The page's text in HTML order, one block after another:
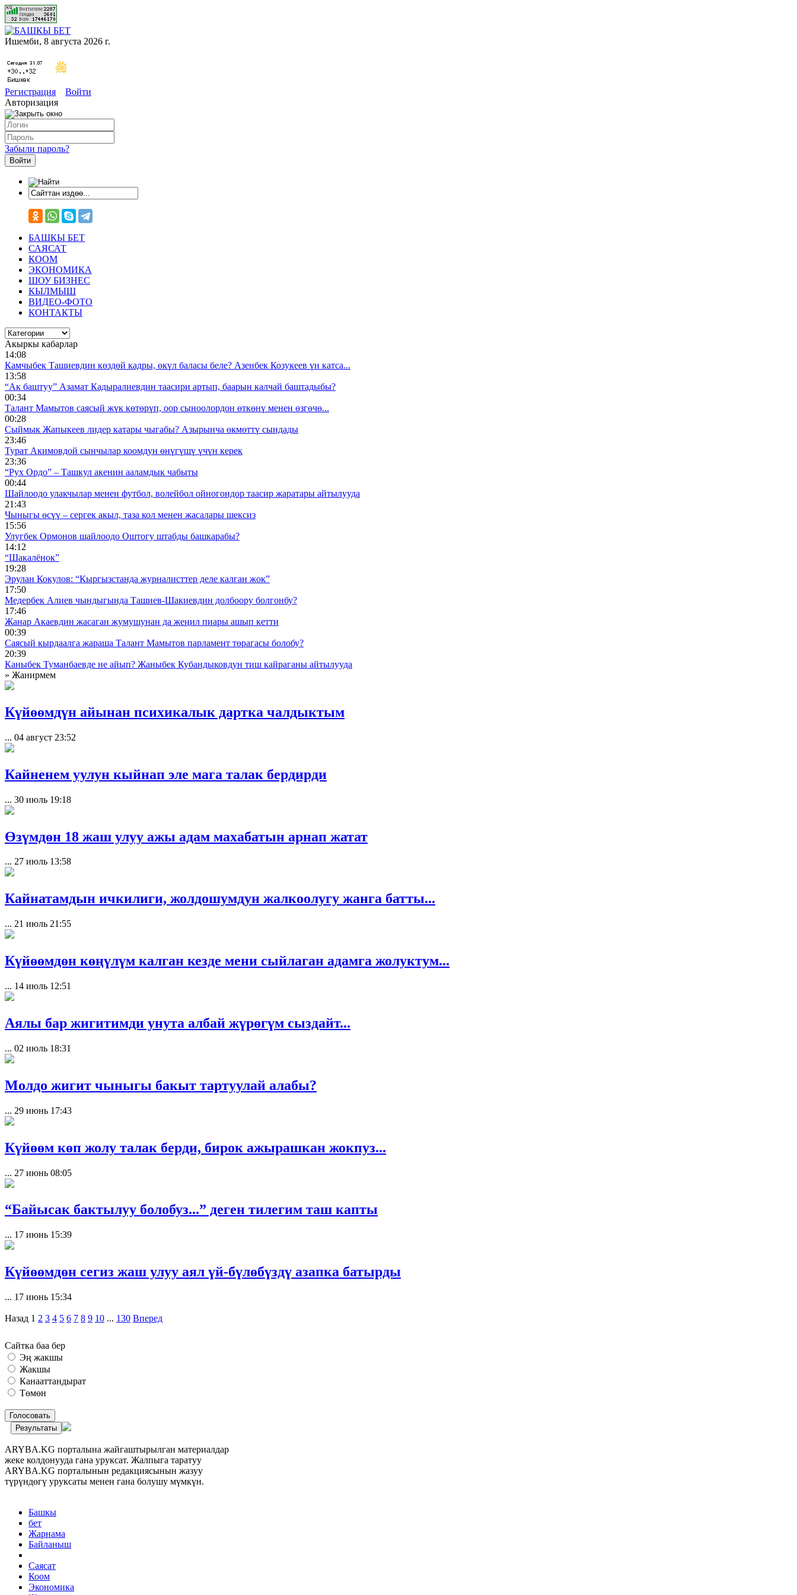
Ишемби, 8 августа 2026 г.
Регистрация
Войти
Авторизация
Забыли пароль?
БАШКЫ БЕТ
САЯСАТ
КООМ
ЭКОНОМИКА
ШОУ БИЗНЕС
КЫЛМЫШ
ВИДЕО-ФОТО
КОНТАКТЫ
Акыркы кабарлар
14:08
Камчыбек Ташиевдин көздөй кадры, өкүл баласы беле? Азенбек Козукеев үн катса...
13:58
“Ак баштуу” Азамат Кадыралиевдин таасири артып, баарын калчай баштадыбы?
00:34
Талант Мамытов саясый жүк көтөрүп, оор сыноолордон өткөнү менен өзгөчө...
00:28
Сыймык Жапыкеев лидер катары чыгабы? Азырынча өкмөттү сындады
23:46
Турат Акимовдой сынчылар коомдун өнүгүшү үчүн керек
23:36
“Рух Ордо” – Ташкул акенин ааламдык чабыты
00:44
Шайлоодо улакчылар менен футбол, волейбол ойногондор таасир жаратары айтылууда
21:43
Чыныгы өсүү – сергек акыл, таза кол менен жасалары шексиз
15:56
Улугбек Ормонов шайлоодо Оштогу штабды башкарабы?
14:12
“Шакалёнок”
19:28
Эрулан Кокулов: “Кыргызстанда журналисттер деле калган жок”
17:50
Медербек Алиев чындыгында Ташиев-Шакиевдин долбоору болгонбу?
17:46
Жанар Акаевдин жасаган жумушунан да жеңил пиары ашып кетти
00:39
Саясый кырдаалга жараша Талант Мамытов парламент төрагасы болобу?
20:39
Каныбек Туманбаевде не айып? Жаныбек Кубандыковдун тиш кайраганы айтылууда
» Жанирмем
Күйөөмдүн айынан психикалык дартка чалдыктым
... 04 август 23:52
Кайненем уулун кыйнап эле мага талак бердирди
... 30 июль 19:18
Өзүмдөн 18 жаш улуу ажы адам махабатын арнап жатат
... 27 июль 13:58
Кайнатамдын ичкилиги, жолдошумдун жалкоолугу жанга батты...
... 21 июль 21:55
Күйөөмдөн көңүлүм калган кезде мени сыйлаган адамга жолуктум...
... 14 июль 12:51
Аялы бар жигитимди унута албай жүрөгүм сыздайт...
... 02 июль 18:31
Молдо жигит чыныгы бакыт тартуулай алабы?
... 29 июнь 17:43
Күйөөм көп жолу талак берди, бирок ажырашкан жокпуз...
... 27 июнь 08:05
“Байысак бактылуу болобуз...” деген тилегим таш капты
... 17 июнь 15:39
Күйөөмдөн сегиз жаш улуу аял үй-бүлөбүздү азапка батырды
... 17 июнь 15:34
Назад 1 2 3 4 5 6 7 8 9 10 ... 130 Вперед
Сайтка баа бер
Эң жакшы
Жакшы
Канааттандырат
Төмөн
Голосовать
Результаты
ARYBA.KG порталына жайгаштырылган материалдар
жеке колдонууда гана уруксат. Жалпыга таратуу
ARYBA.KG порталынын редакциясынын жазуу
түрүндөгү уруксаты менен гана болушу мүмкүн.
Башкы
бет
Жарнама
Байланыш
Саясат
Коом
Экономика